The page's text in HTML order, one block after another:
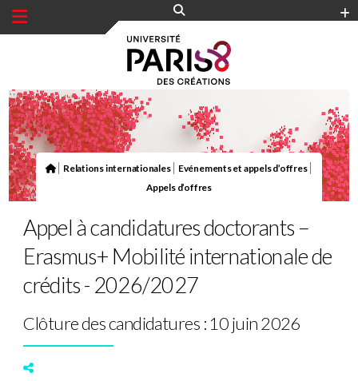
Relations internationales Evénements et appels d’offres
Appels d’offres
Appel à candidatures doctorants –
Erasmus+ Mobilité internationale de
crédits - 2026/2027
Clôture des candidatures : 10 juin 2026
Panneau de gestion des cookies